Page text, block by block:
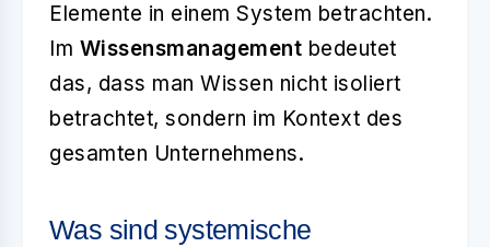
Elemente in einem System betrachten.
Im Wissensmanagement bedeutet
das, dass man Wissen nicht isoliert
betrachtet, sondern im Kontext des
gesamten Unternehmens.
Was sind systemische